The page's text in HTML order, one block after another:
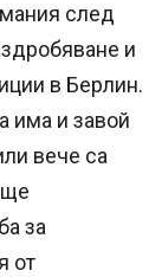
след
и
в Берлин.
има и завой
вече са
за
от